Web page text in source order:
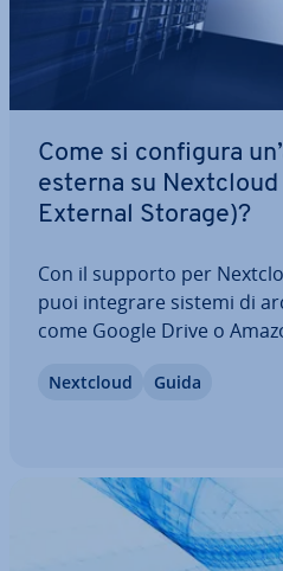
Come si configura
esterna su
External Storage)?
Con il supporto per
puoi integrare sistemi di
come Google Drive o
giun­ti­vo e la pos­si­bi­li­tà di
Nextcloud Guida